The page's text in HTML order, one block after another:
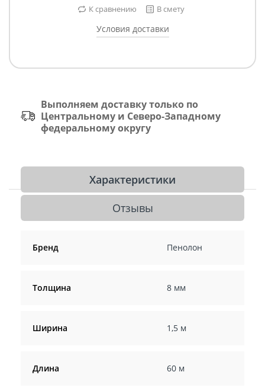
К сравнению В смету
Условия доставки
Выполняем доставку только по
Центральному и Северо-Западному
федеральному округу
Характеристики
Отзывы
Бренд Пенолон
Толщина 8 мм
Ширина 1,5 м
Длина 60 м